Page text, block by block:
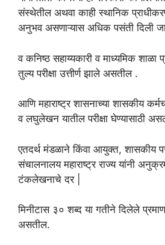
संस्थेतील अथवा काही स्थानिक
अनुभव असणाऱ्यास अधिक पसंती दिली
व कनिष्ठ सहाय्यकारी व माध्यमिक शाळा
तुल्य परीक्षा उत्तीर्ण झाले असतील .
आणि महाराष्ट्र शासनाच्या शासकीय
व लघुलेखन यातील परीक्षा घेण्यासाठी
एतदर्थ मंडळाने किंवा आयुक्त, शासकीय
संचालनालय महाराष्ट्र राज्य यांनी
टंकलेखनाचे दर |
मिनीटास ३० शब्द या गतीने दिलेले
असतील.